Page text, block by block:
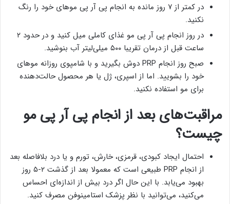
در کمتر از ۷ روز مانده به انجام پی آر پی موهای خود را رنگ
نکنید.
در روز انجام پی آر پی مو غذای کاملی میل کنید و در حدود ۲
ساعت قبل از درمان تقریبا ۵۰۰ میلی‌لیتر آب بنوشید.
صبح روز انجام PRP دوش بگیرید و با شامپوی روزانه موهای
خود را بشویید. اما از اسپری، ژل یا هر محصول حالت‌دهنده
برای مو استفاده نکنید.
مراقبت‌های بعد از انجام پی آر پی مو
چیست؟
احتمال ایجاد کبودی، قرمزی، خارش، تورم و یا درد بلافاصله بعد
از انجام PRP طبیعی است که معمولا بعد از گذشت ۲-۵ روز
بهبود می‌یابد. با این حال اگر درد بیش از اندازه‌ای احساس
می‌کنید، می‌توانید با نظر پزشک استامینوفن مصرف کنید.